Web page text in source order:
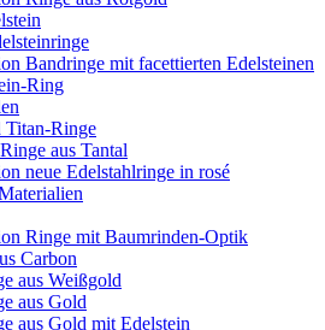
Bandringe mit facettierten Edelsteinen
Ring
Titan-Ringe
aus Tantal
neue Edelstahlringe in rosé
Ringe mit Baumrinden-Optik
Carbon
aus Weißgold
aus Gold
aus Gold mit Edelstein